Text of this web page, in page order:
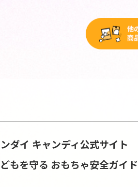
ダイ キャンディ公式サイト
もを守る おもちゃ安全ガイド